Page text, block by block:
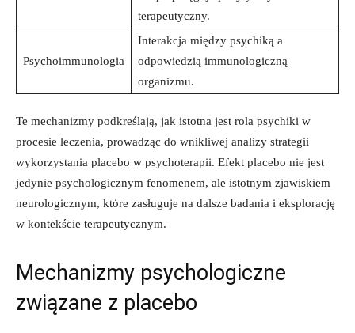
terapeutyczny.
Psychoimmunologia
Interakcja między psychiką a
odpowiedzią immunologiczną
organizmu.
Te mechanizmy podkreślają, jak istotna jest rola psychiki w
procesie leczenia, prowadząc do wnikliwej analizy strategii
wykorzystania placebo w psychoterapii. Efekt placebo nie jest
jedynie psychologicznym fenomenem, ale istotnym zjawiskiem
neurologicznym, które zasługuje na dalsze badania i eksplorację
w kontekście terapeutycznym.
Mechanizmy psychologiczne
związane z placebo